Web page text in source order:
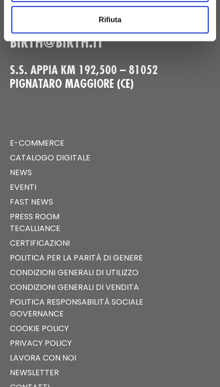
Rifiuta
+39 081 506 2506
BIRTH@BIRTH.IT
S.S. APPIA KM 192,500 – 81052
PIGNATARO MAGGIORE (CE)
E-COMMERCE
CATALOGO DIGITALE
NEWS
EVENTI
FAST NEWS
PRESS ROOM
TECALLIANCE
CERTIFICAZIONI
POLITICA PER LA PARITÀ DI GENERE
CONDIZIONI GENERALI DI UTILIZZO
CONDIZIONI GENERALI DI VENDITA
POLITICA RESPONSABILITÀ SOCIALE
GOVERNANCE
COOKIE POLICY
PRIVACY POLICY
LAVORA CON NOI
NEWSLETTER